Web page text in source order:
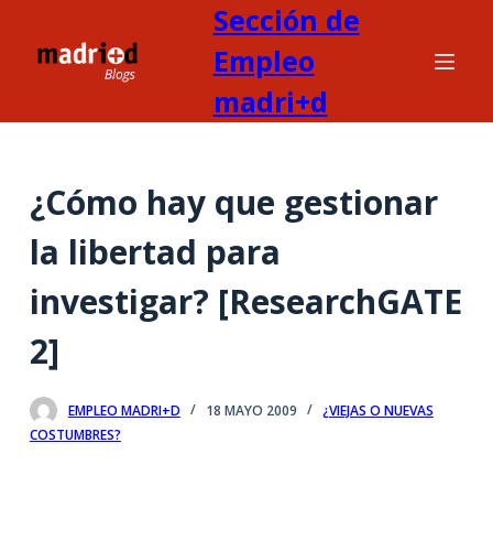
o
n
e
n
Sección de
Empleo
madri+d
¿Cómo hay que gestionar
la libertad para
investigar? [ResearchGATE
2]
EMPLEO MADRI+D 18 MAYO 2009
¿VIEJAS O NUEVAS
COSTUMBRES?